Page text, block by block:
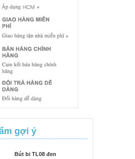
gợi ý
Bút bi TL08 đen